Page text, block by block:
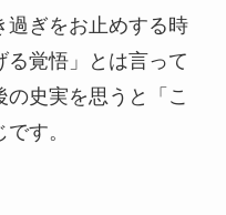
過ぎをお止めする時
る覚悟」とは言って
史実を思うと「こ
す。